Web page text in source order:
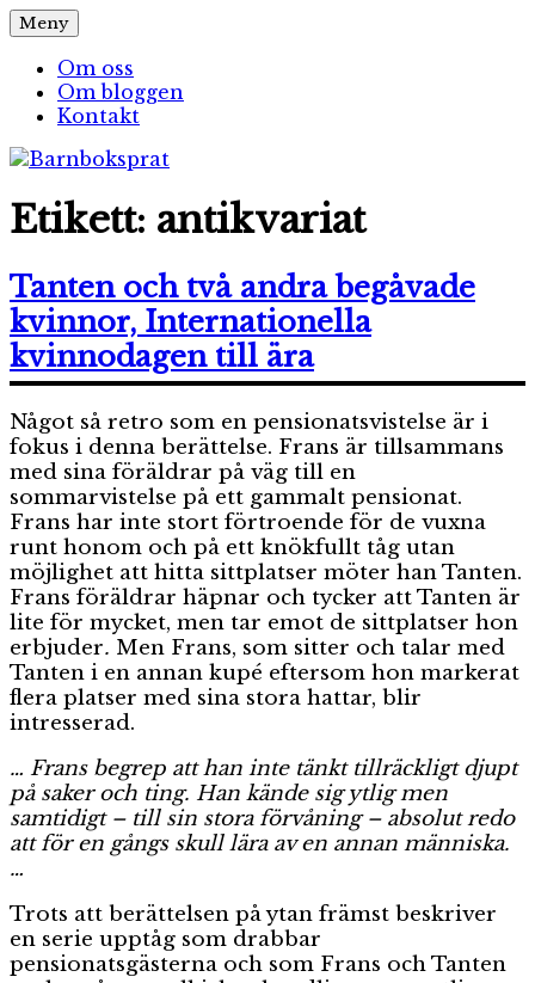
Hoppa
till
innehåll
Barnboksprat
– en blogg om barnböcker
Meny
Om oss
Om bloggen
Kontakt
Etikett: antikvariat
Tanten och två andra begåvade
kvinnor, Internationella
kvinnodagen till ära
Något så retro som en pensionatsvistelse är i
fokus i denna berättelse. Frans är tillsammans
med sina föräldrar på väg till en
sommarvistelse på ett gammalt pensionat.
Frans har inte stort förtroende för de vuxna
runt honom och på ett knökfullt tåg utan
möjlighet att hitta sittplatser möter han Tanten.
Frans föräldrar häpnar och tycker att Tanten är
lite för mycket, men tar emot de sittplatser hon
erbjuder. Men Frans, som sitter och talar med
Tanten i en annan kupé eftersom hon markerat
flera platser med sina stora hattar, blir
intresserad.
… Frans begrep att han inte tänkt tillräckligt djupt
på saker och ting. Han kände sig ytlig men
samtidigt – till sin stora förvåning – absolut redo
att för en gångs skull lära av en annan människa.
…
Trots att berättelsen på ytan främst beskriver
en serie upptåg som drabbar
pensionatsgästerna och som Frans och Tanten